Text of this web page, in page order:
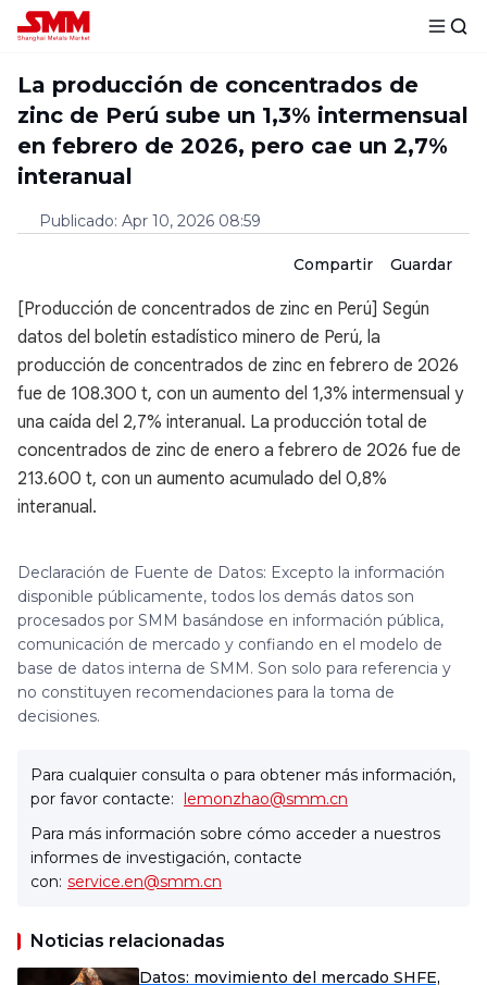
La producción de concentrados de
zinc de Perú sube un 1,3% intermensual
en febrero de 2026, pero cae un 2,7%
interanual
Publicado: Apr 10, 2026 08:59
Compartir Guardar
[Producción de concentrados de zinc en Perú] Según
datos del boletín estadístico minero de Perú, la
producción de concentrados de zinc en febrero de 2026
fue de 108.300 t, con un aumento del 1,3% intermensual y
una caída del 2,7% interanual. La producción total de
concentrados de zinc de enero a febrero de 2026 fue de
213.600 t, con un aumento acumulado del 0,8%
interanual.
Declaración de Fuente de Datos: Excepto la información
disponible públicamente, todos los demás datos son
procesados por SMM basándose en información pública,
comunicación de mercado y confiando en el modelo de
base de datos interna de SMM. Son solo para referencia y
no constituyen recomendaciones para la toma de
decisiones.
Para cualquier consulta o para obtener más información,
por favor contacte: lemonzhao@smm.cn
Para más información sobre cómo acceder a nuestros
informes de investigación, contacte
con: service.en@smm.cn
Noticias relacionadas
Datos: movimiento del mercado SHFE,